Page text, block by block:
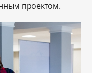
проектом.